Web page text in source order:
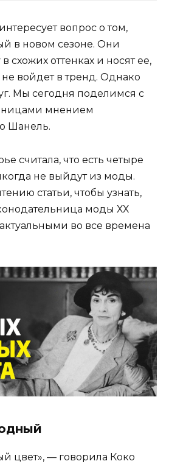
вопрос о том,
в новом сезоне. Они
схожих оттенках и носят ее,
войдет в тренд. Однако
Мы сегодня поделимся с
мнением
Шанель.
считала, что есть четыре
не выйдут из моды.
статьи, чтобы узнать,
моды ХХ
во все времена
цвет», — говорила Коко